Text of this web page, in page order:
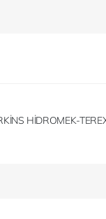
HİDROMEK-